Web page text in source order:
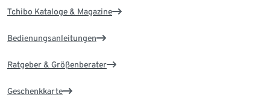
Tchibo Kataloge & Magazine
Bedienungsanleitungen
Ratgeber & Größenberater
Geschenkkarte